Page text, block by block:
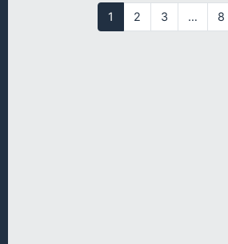
1 2 3 … 8